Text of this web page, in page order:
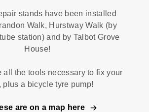
stands have been installed
Walk, Hurstway Walk (by
station) and by Talbot Grove
House!
all the tools necessary to fix your
plus a bicycle tyre pump!
are on a map here